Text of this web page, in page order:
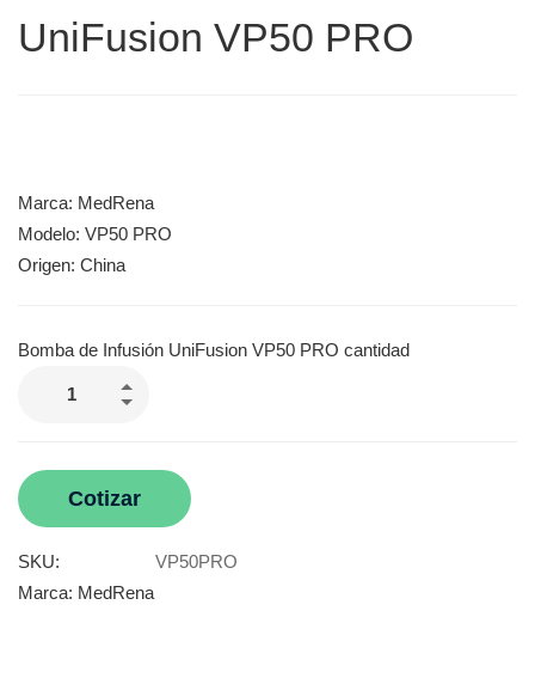
UniFusion VP50 PRO
Marca: MedRena
Modelo: VP50 PRO
Origen: China
Bomba de Infusión UniFusion VP50 PRO cantidad
Cotizar
SKU:
VP50PRO
Marca: MedRena